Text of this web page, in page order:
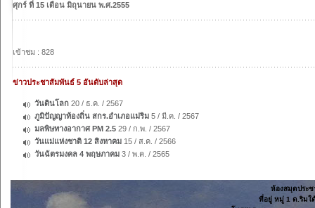
ศุกร์ ที่ 15 เดือน มิถุนายน พ.ศ.2555
เข้าชม : 828
ข่าวประชาสัมพันธ์ 5 อันดับล่าสุด
วันดินโลก 20 / ธ.ค. / 2567
ภูมิปัญญาท้องถิ่น สกร.อำเภอแม่ริม 5 / มี.ค. / 2567
มลพิษทางอากาศ PM 2.5 29 / ก.พ. / 2567
วันแม่แห่งชาติ 12 สิงหาคม 15 / ส.ค. / 2566
วันฉัตรมงคล 4 พฤษภาคม 3 / พ.ค. / 2565
ห้องสมุดประ
ที่อยู่ หมู่ 1 ต.ริมใ